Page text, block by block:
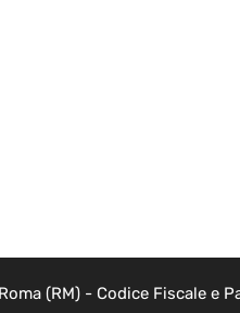
(RM) - Codice Fiscale e